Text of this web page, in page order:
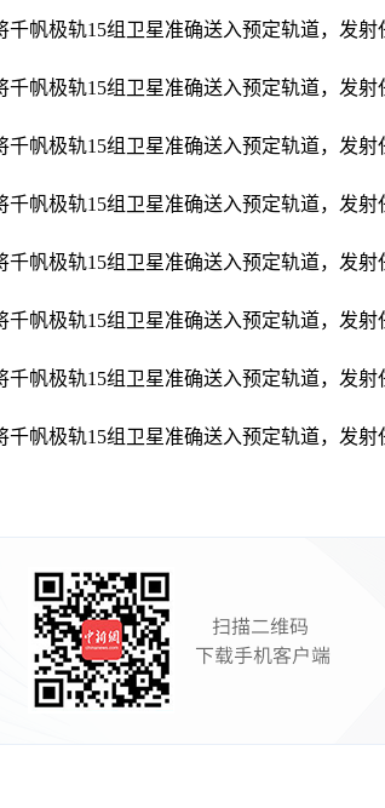
帆极轨15组卫星准确送入预定轨道，发
帆极轨15组卫星准确送入预定轨道，发
帆极轨15组卫星准确送入预定轨道，发
帆极轨15组卫星准确送入预定轨道，发
帆极轨15组卫星准确送入预定轨道，发
帆极轨15组卫星准确送入预定轨道，发
帆极轨15组卫星准确送入预定轨道，发
帆极轨15组卫星准确送入预定轨道，发